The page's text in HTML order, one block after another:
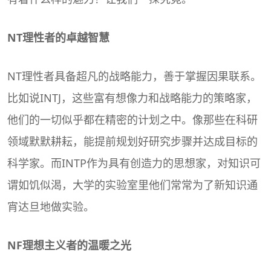
NT理性者的卓越智慧
NT理性者具备超凡的战略能力，善于掌握因果联系。
比如说INTJ，这些富有想像力和战略能力的策略家，
他们的一切似乎都在精密的计划之中。像那些在科研
领域默默耕耘，能提前规划好研究步骤并达成目标的
科学家。而INTP作为具有创造力的思想家，对知识可
谓如饥似渴，大学的实验室里他们常常为了新知识通
宵达旦地做实验。
NF理想主义者的温暖之光